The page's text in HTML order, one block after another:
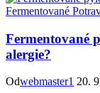
Fermentované
Fermentované
alergie?
Odwebmaster1 20.